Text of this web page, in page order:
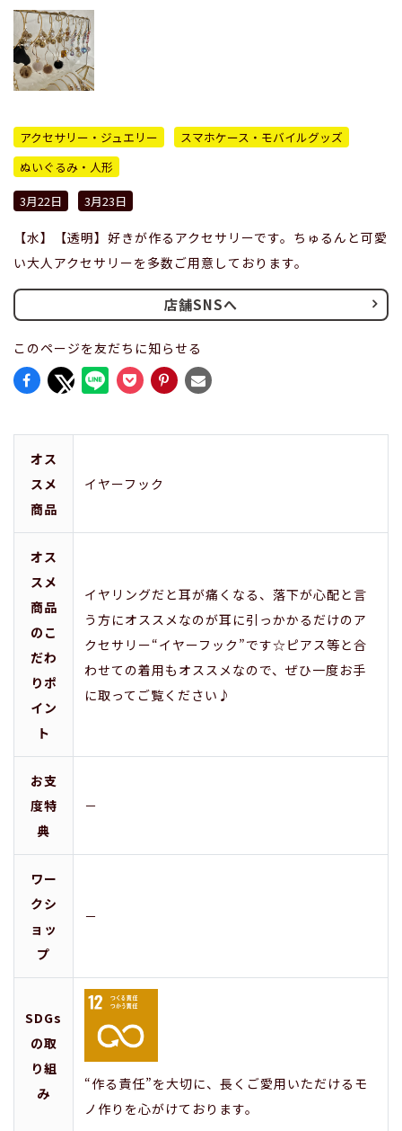
アクセサリー・ジュエリー
スマホケース・モバイルグッズ
ぬいぐるみ・人形
3月22日
3月23日
【水】【透明】好きが作るアクセサリーです。ちゅるんと可愛
い大人アクセサリーを多数ご用意しております。
店舗SNSへ
このページを友だちに知らせる
オス
スメ
商品
イヤーフック
オス
スメ
商品
のこ
だわ
りポ
イン
ト
イヤリングだと耳が痛くなる、落下が心配と言
う方にオススメなのが耳に引っかかるだけのア
クセサリー“イヤーフック”です☆ピアス等と合
わせての着用もオススメなので、ぜひ一度お手
に取ってご覧ください♪
お支
度特
典
－
ワー
クシ
ョッ
プ
－
SDGs
の取
り組
み
“作る責任”を大切に、長くご愛用いただけるモ
ノ作りを心がけております。